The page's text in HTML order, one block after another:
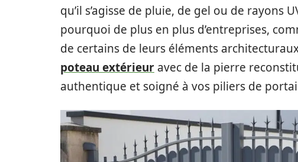
qu’il s’agisse de pluie, de gel ou de rayons
pourquoi de plus en plus d’entreprises,
de certains de leurs éléments
poteau extérieur avec de la pierre
authentique et soigné à vos piliers de